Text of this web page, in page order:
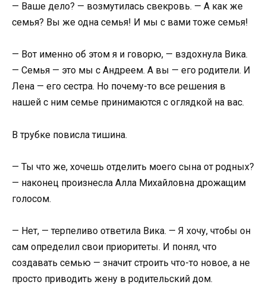
— Ваше дело? — возмутилась свекровь. — А как же
семья? Вы же одна семья! И мы с вами тоже семья!
— Вот именно об этом я и говорю, — вздохнула Вика.
— Семья — это мы с Андреем. А вы — его родители. И
Лена — его сестра. Но почему-то все решения в
нашей с ним семье принимаются с оглядкой на вас.
В трубке повисла тишина.
— Ты что же, хочешь отделить моего сына от родных?
— наконец произнесла Алла Михайловна дрожащим
голосом.
— Нет, — терпеливо ответила Вика. — Я хочу, чтобы он
сам определил свои приоритеты. И понял, что
создавать семью — значит строить что-то новое, а не
просто приводить жену в родительский дом.